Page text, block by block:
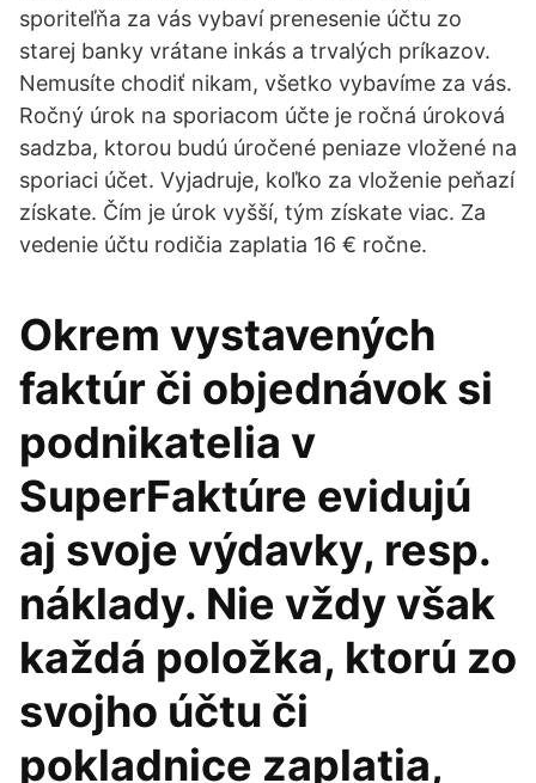
sporiteľňa za vás vybaví prenesenie účtu zo
starej banky vrátane inkás a trvalých príkazov.
Nemusíte chodiť nikam, všetko vybavíme za vás.
Ročný úrok na sporiacom účte je ročná úroková
sadzba, ktorou budú úročené peniaze vložené na
sporiaci účet. Vyjadruje, koľko za vloženie peňazí
získate. Čím je úrok vyšší, tým získate viac. Za
vedenie účtu rodičia zaplatia 16 € ročne.
Okrem vystavených
faktúr či objednávok si
podnikatelia v
SuperFaktúre evidujú
aj svoje výdavky, resp.
náklady. Nie vždy však
každá položka, ktorú zo
svojho účtu či
pokladnice zaplatia,